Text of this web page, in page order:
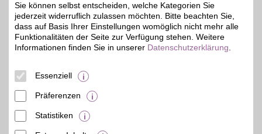
Zum Partnerprofil
42,2 km
Autohaus Böttche
Sie können selbst entscheiden, welche Kategorien Sie
jederzeit widerruflich zulassen möchten. Bitte beachten Sie,
dass auf Basis Ihrer Einstellungen womöglich nicht mehr alle
Funktionalitäten der Seite zur Verfügung stehen. Weitere
Informationen finden Sie in unserer Datenschutzerklärung
Essenziell
Präferenzen
Statistiken